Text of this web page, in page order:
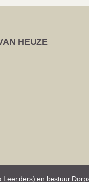
HEUZE
en bestuur